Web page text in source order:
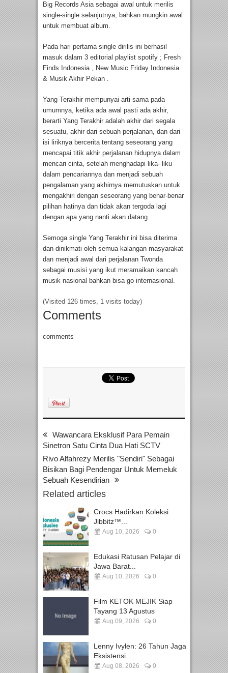
Big Records Asia sebagai awal untuk merilis
single-single selanjutnya, bahkan mungkin awal
untuk membuat album.
Pada hari pertama single dirilis ini berhasil
masuk dalam 3 editorial playlist spotify ; Fresh
Finds Indonesia , New Music Friday Indonesia
& Musik Akhir Pekan .
Yang Terakhir mempunyai arti sama pada
umumnya, ketika ada awal pasti ada akhir,
berarti Yang Terakhir adalah akhir dari segala
sesuatu, akhir dari sebuah perjalanan, dan dari
isi liriknya bercerita tentang seseorang yang
mencapai titik akhir perjalanan hidupnya dalam
mencari cinta, setelah menghadapi lika- liku
dalam pencariannya dan menjadi sebuah
pengalaman yang akhirnya memutuskan untuk
mengakhiri dengan seseorang yang benar-benar
pilihan hatinya dan tidak akan tergoda lagi
dengan apa yang nanti akan datang.
Semoga single Yang Terakhir ini bisa diterima
dan dinikmati oleh semua kalangan masyarakat
dan menjadi awal dari perjalanan Twonda
sebagai musisi yang ikut meramaikan kancah
musik nasional bahkan bisa go internasional.
(Visited 126 times, 1 visits today)
Comments
comments
Wawancara Eksklusif Para Pemain
Sinetron Satu Cinta Dua Hati SCTV
Rivo Alfahrezy Merilis "Sendiri" Sebagai
Bisikan Bagi Pendengar Untuk Memeluk
Sebuah Kesendirian
Related articles
Crocs Hadirkan Koleksi
Jibbitz™...
Aug 10, 2026 0
Edukasi Ratusan Pelajar di
Jawa Barat...
Aug 10, 2026 0
Film KETOK MEJIK Siap
Tayang 13 Agustus
Aug 09, 2026 0
Lenny Ivylen: 26 Tahun Jaga
Eksistensi...
Aug 08, 2026 0